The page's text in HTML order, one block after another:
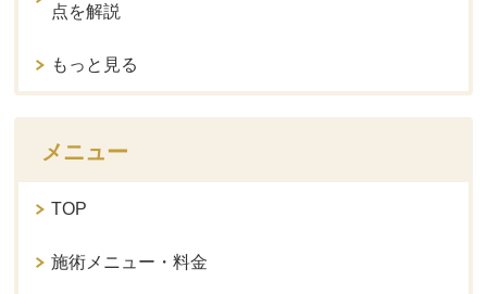
点を解説
もっと見る
メニュー
TOP
施術メニュー・料金